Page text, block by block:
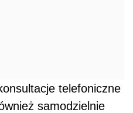
telefoniczne
samodzielnie